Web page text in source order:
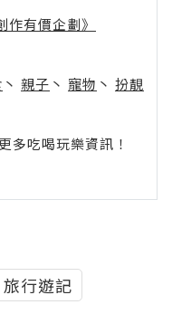
作有價企劃》
丶 親子 丶 寵物 丶 扮靚
吃喝玩樂資訊！
旅行遊記